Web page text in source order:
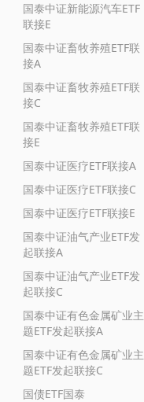
国泰中证新能源汽车ETF
联接E
国泰中证畜牧养殖ETF联
接A
国泰中证畜牧养殖ETF联
接C
国泰中证畜牧养殖ETF联
接E
国泰中证医疗ETF联接A
国泰中证医疗ETF联接C
国泰中证医疗ETF联接E
国泰中证油气产业ETF发
起联接A
国泰中证油气产业ETF发
起联接C
国泰中证有色金属矿业主
题ETF发起联接A
国泰中证有色金属矿业主
题ETF发起联接C
国债ETF国泰